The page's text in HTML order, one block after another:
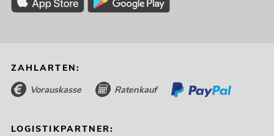
ZAHLARTEN:
Vorauskasse Ratenkauf
LOGISTIKPARTNER: